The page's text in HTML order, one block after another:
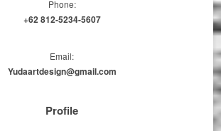
Phone:
+62 812-5234-5607
Email:
Yudaartdesign@gmail.com
Profile